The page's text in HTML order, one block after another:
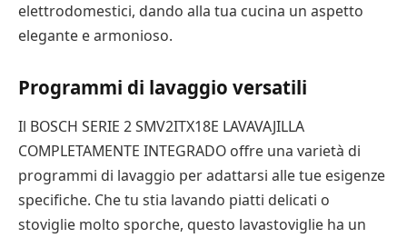
elettrodomestici, dando alla tua cucina un aspetto
elegante e armonioso.
Programmi di lavaggio versatili
Il BOSCH SERIE 2 SMV2ITX18E LAVAVAJILLA
COMPLETAMENTE INTEGRADO offre una varietà di
programmi di lavaggio per adattarsi alle tue esigenze
specifiche. Che tu stia lavando piatti delicati o
stoviglie molto sporche, questo lavastoviglie ha un